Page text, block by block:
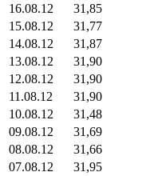
16.08.12
31,85
15.08.12
31,77
14.08.12
31,87
13.08.12
31,90
12.08.12
31,90
11.08.12
31,90
10.08.12
31,48
09.08.12
31,69
08.08.12
31,66
07.08.12
31,95